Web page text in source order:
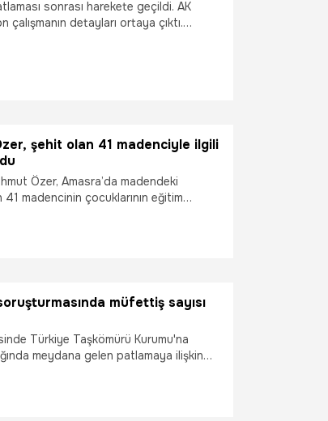
sonrası harekete geçildi. AK
çalışmanın detayları ortaya çıktı.
şehit olan 41 madenciyle ilgili
Özer, Amasra’da madendeki
madencinin çocuklarının eğitim
vereceğiz, tüm okul, kırtasiye
müfettiş sayısı
Türkiye Taşkömürü Kurumu'na
meydana gelen patlamaya ilişkin